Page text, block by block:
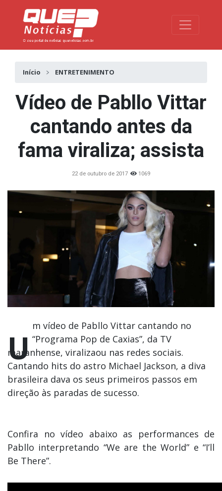
Toggle
Início ENTRETENIMENTO
Vídeo de Pabllo Vittar
cantando antes da
fama viraliza; assista
22 de outubro de 2017 1069
U
m vídeo de Pabllo Vittar cantando no
“Programa Pop de Caxias”, da TV
maranhense, viralizaou nas redes sociais.
Cantando hits do astro Michael Jackson, a diva
brasileira dava os seus primeiros passos em
direção às paradas de sucesso.
Confira no vídeo abaixo as performances de
Pabllo interpretando “We are the World” e “I’ll
Be There”.